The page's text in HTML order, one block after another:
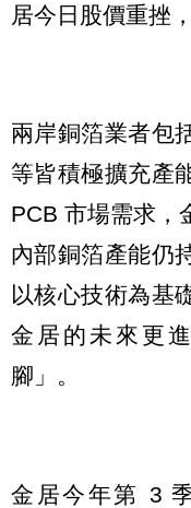
居今日股價重挫
兩岸銅箔業者包
等皆積極擴充產
PCB 市場需求，
內部銅箔產能仍
以核心技術為基
金居的未來更
腳」。
金居今年第 3